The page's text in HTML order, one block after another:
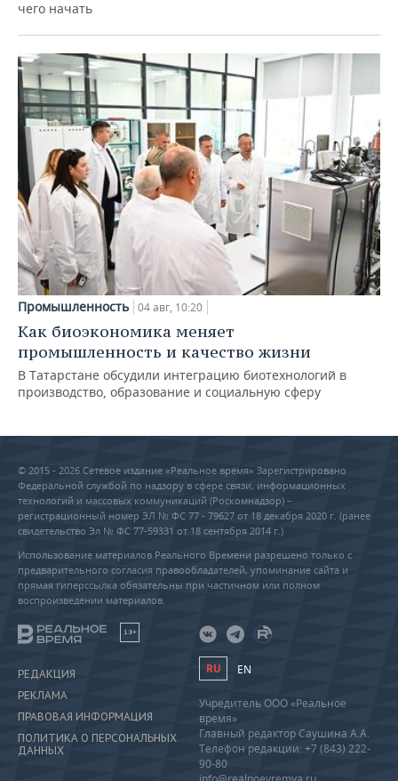
чего начать
Промышленность 04 авг, 10:20
Как биоэкономика меняет
промышленность и качество жизни
В Татарстане обсудили интеграцию биотехнологий в
производство, образование и социальную сферу
© 2015 - 2026 Сетевое издание «Реальное время» Зарегистрировано
Федеральной службой по надзору в сфере связи, информационных
технологий и массовых коммуникаций (Роскомнадзор) –
регистрационный номер ЭЛ № ФС 77 - 79627 от 18 декабря 2020 г. (ранее
свидетельство Эл № ФС 77-59331 от 18 сентября 2014 г.)
Использование материалов Реального Времени разрешено только с
предварительного согласия правообладателей, упоминание сайта и
прямая гиперссылка обязательны при частичном или полном
воспроизведении материалов.
18+
РЕДАКЦИЯ
РЕКЛАМА
ПРАВОВАЯ ИНФОРМАЦИЯ
ПОЛИТИКА О ПЕРСОНАЛЬНЫХ
ДАННЫХ
RU EN
Учредитель ООО «Реальное
время»
Главный редактор Саушина А.А.
Телефон редакции: +7 (843) 222-
90-80